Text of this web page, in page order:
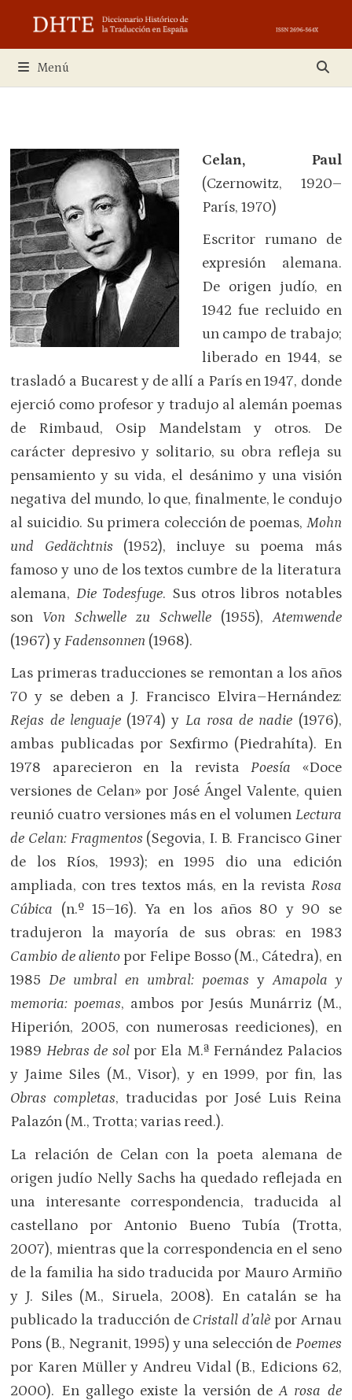
contenido
Menú
Celan, Paul
(Czernowitz, 1920–
París, 1970)
Escritor rumano de
expresión alemana.
De origen judío, en
1942 fue recluido en
un campo de trabajo;
liberado en 1944, se
trasladó a Bucarest y de allí a París en 1947, donde
ejerció como profesor y tradujo al alemán poemas
de Rimbaud, Osip Mandelstam y otros. De
carácter depresivo y solitario, su obra refleja su
pensamiento y su vida, el desánimo y una visión
negativa del mundo, lo que, finalmente, le condujo
al suicidio. Su primera colección de poemas, Mohn
und Gedächtnis (1952), incluye su poema más
famoso y uno de los textos cumbre de la literatura
alemana, Die Todesfuge. Sus otros libros notables
son Von Schwelle zu Schwelle (1955),Atemwende
(1967) yFadensonnen (1968).
Las primeras traducciones se remontan a los años
70 y se deben a J. Francisco Elvira–Hernández:
Rejas de lenguaje (1974) y La rosa de nadie (1976),
ambas publicadas por Sexfirmo (Piedrahíta). En
1978 aparecieron en la revistaPoesía «Doce
versiones de Celan» por José Ángel Valente, quien
reunió cuatro versiones más en el volumen Lectura
de Celan: Fragmentos (Segovia, I. B. Francisco Giner
de los Ríos, 1993); en 1995 dio una edición
ampliada, con tres textos más, en la revista Rosa
Cúbica (n.º 15–16). Ya en los años 80 y 90 se
tradujeron la mayoría de sus obras: en 1983
Cambio de aliento por Felipe Bosso (M., Cátedra), en
1985De umbral en umbral: poemas yAmapola y
memoria: poemas, ambos por Jesús Munárriz (M.,
Hiperión, 2005, con numerosas reediciones), en
1989 Hebras de sol por Ela M.ª Fernández Palacios
y Jaime Siles (M., Visor), y en 1999, por fin, las
Obras completas, traducidas por José Luis Reina
Palazón (M., Trotta; varias reed.).
La relación de Celan con la poeta alemana de
origen judío Nelly Sachs ha quedado reflejada en
una interesante correspondencia, traducida al
castellano por Antonio Bueno Tubía (Trotta,
2007), mientras que la correspondencia en el seno
de la familia ha sido traducida por Mauro Armiño
y J. Siles (M., Siruela, 2008). En catalán se ha
publicado la traducción de Cristall d’alè por Arnau
Pons (B., Negranit, 1995) y una selección de Poemes
por Karen Müller y Andreu Vidal (B., Edicions 62,
2000). En gallego existe la versión deA rosa de